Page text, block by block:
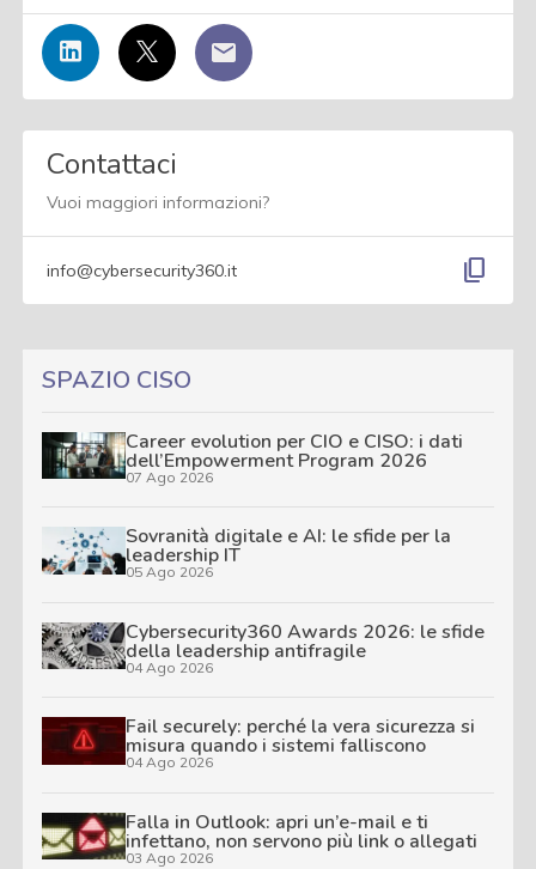
Contattaci
Vuoi maggiori informazioni?
info@cybersecurity360.it content_copy
SPAZIO CISO
Career evolution per CIO e CISO: i dati
dell’Empowerment Program 2026
07 Ago 2026
Sovranità digitale e AI: le sfide per la
leadership IT
05 Ago 2026
Cybersecurity360 Awards 2026: le sfide
della leadership antifragile
04 Ago 2026
Fail securely: perché la vera sicurezza si
misura quando i sistemi falliscono
04 Ago 2026
Falla in Outlook: apri un’e-mail e ti
infettano, non servono più link o allegati
03 Ago 2026